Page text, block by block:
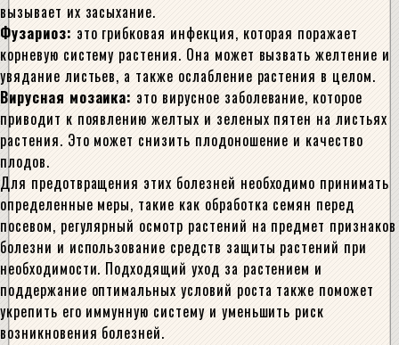
вызывает их засыхание.
Фузариоз: это грибковая инфекция, которая поражает
корневую систему растения. Она может вызвать желтение и
увядание листьев, а также ослабление растения в целом.
Вирусная мозаика: это вирусное заболевание, которое
приводит к появлению желтых и зеленых пятен на листьях
растения. Это может снизить плодоношение и качество
плодов.
Для предотвращения этих болезней необходимо принимать
определенные меры, такие как обработка семян перед
посевом, регулярный осмотр растений на предмет признаков
болезни и использование средств защиты растений при
необходимости. Подходящий уход за растением и
поддержание оптимальных условий роста также поможет
укрепить его иммунную систему и уменьшить риск
возникновения болезней.